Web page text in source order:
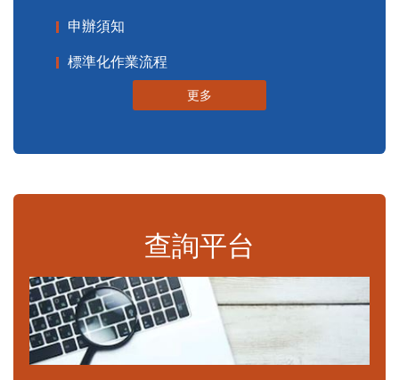
申辦須知
標準化作業流程
更多
查詢平台